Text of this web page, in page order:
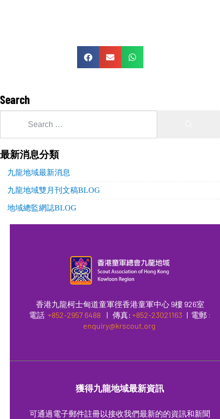
Search
最新消息分類
九龍地域最新消息
九龍地域雙月刊文稿BLOG
地域總監網誌BLOG
香港九龍柯士甸道童軍徑香港童軍中心 9樓 926室
電話 +852-2957 6488 | 傳真: +852-23021163 | 電郵 :
enquiry@krscout.org
獲得九龍地域最新資訊
可通過電子郵件註冊以接收我們最新的的資訊和新聞